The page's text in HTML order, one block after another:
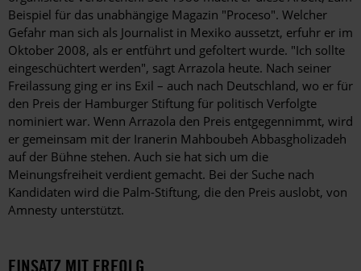
Beispiel für das unabhängige Magazin "Proceso". Welcher
Gefahr man sich als Journalist in Mexiko aussetzt, erfuhr er im
Oktober 2008, als er entführt und gefoltert wurde. "Ich sollte
eingeschüchtert werden", sagt Arrazola heute. Nach seiner
Freilassung ging er ins Exil – auch nach Deutschland, wo er für
den Preis der Hamburger Stiftung für politisch Verfolgte
nominiert war. Wenn Arrazola den Preis entgegennimmt, wird
er gemeinsam mit der Iranerin Mahboubeh Abbas­gholizadeh
auf der Bühne stehen. Auch sie hat sich um die
Meinungsfreiheit verdient gemacht. Bei der Suche nach
Kandidaten wird die Palm-Stiftung, die den Preis auslobt, von
Amnesty unterstützt.
EINSATZ MIT ERFOLG